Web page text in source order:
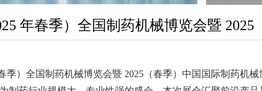
年春季）全国制药机械博览会暨
季）全国制药机械博览会暨 2025（春季）中国国际制药机